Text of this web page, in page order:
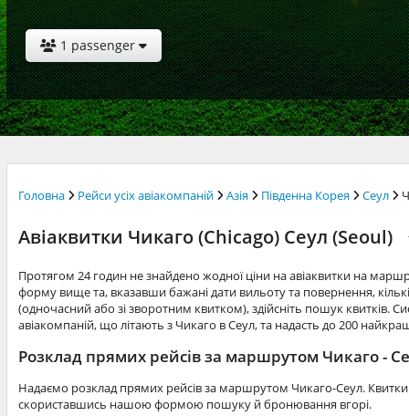
1 passenger
Головна Рейси усіх авіакомпаній Азія Південна Корея Сеул
Авіаквитки Чикаго (Chicago) Сеул (Seoul)
Протягом 24 годин не знайдено жодної ціни на авіаквитки на
форму вище та, вказавши бажані дати вильоту та повернення,
(одночасний або зі зворотним квитком), здійсніть пошук квитків.
авіакомпаній, що літають з Чикаго в Сеул, та надасть до 200
Розклад прямих рейсів за маршрутом Чикаго -
Надаємо розклад прямих рейсів за маршрутом Чикаго-Сеул.
скориставшись нашою формою пошуку й бронювання вгорі.